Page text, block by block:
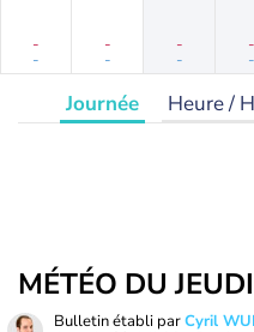
-
-
-
-
-
-
-
-
Journée Heure /
MÉTÉO DU
Bulletin établi parCyril